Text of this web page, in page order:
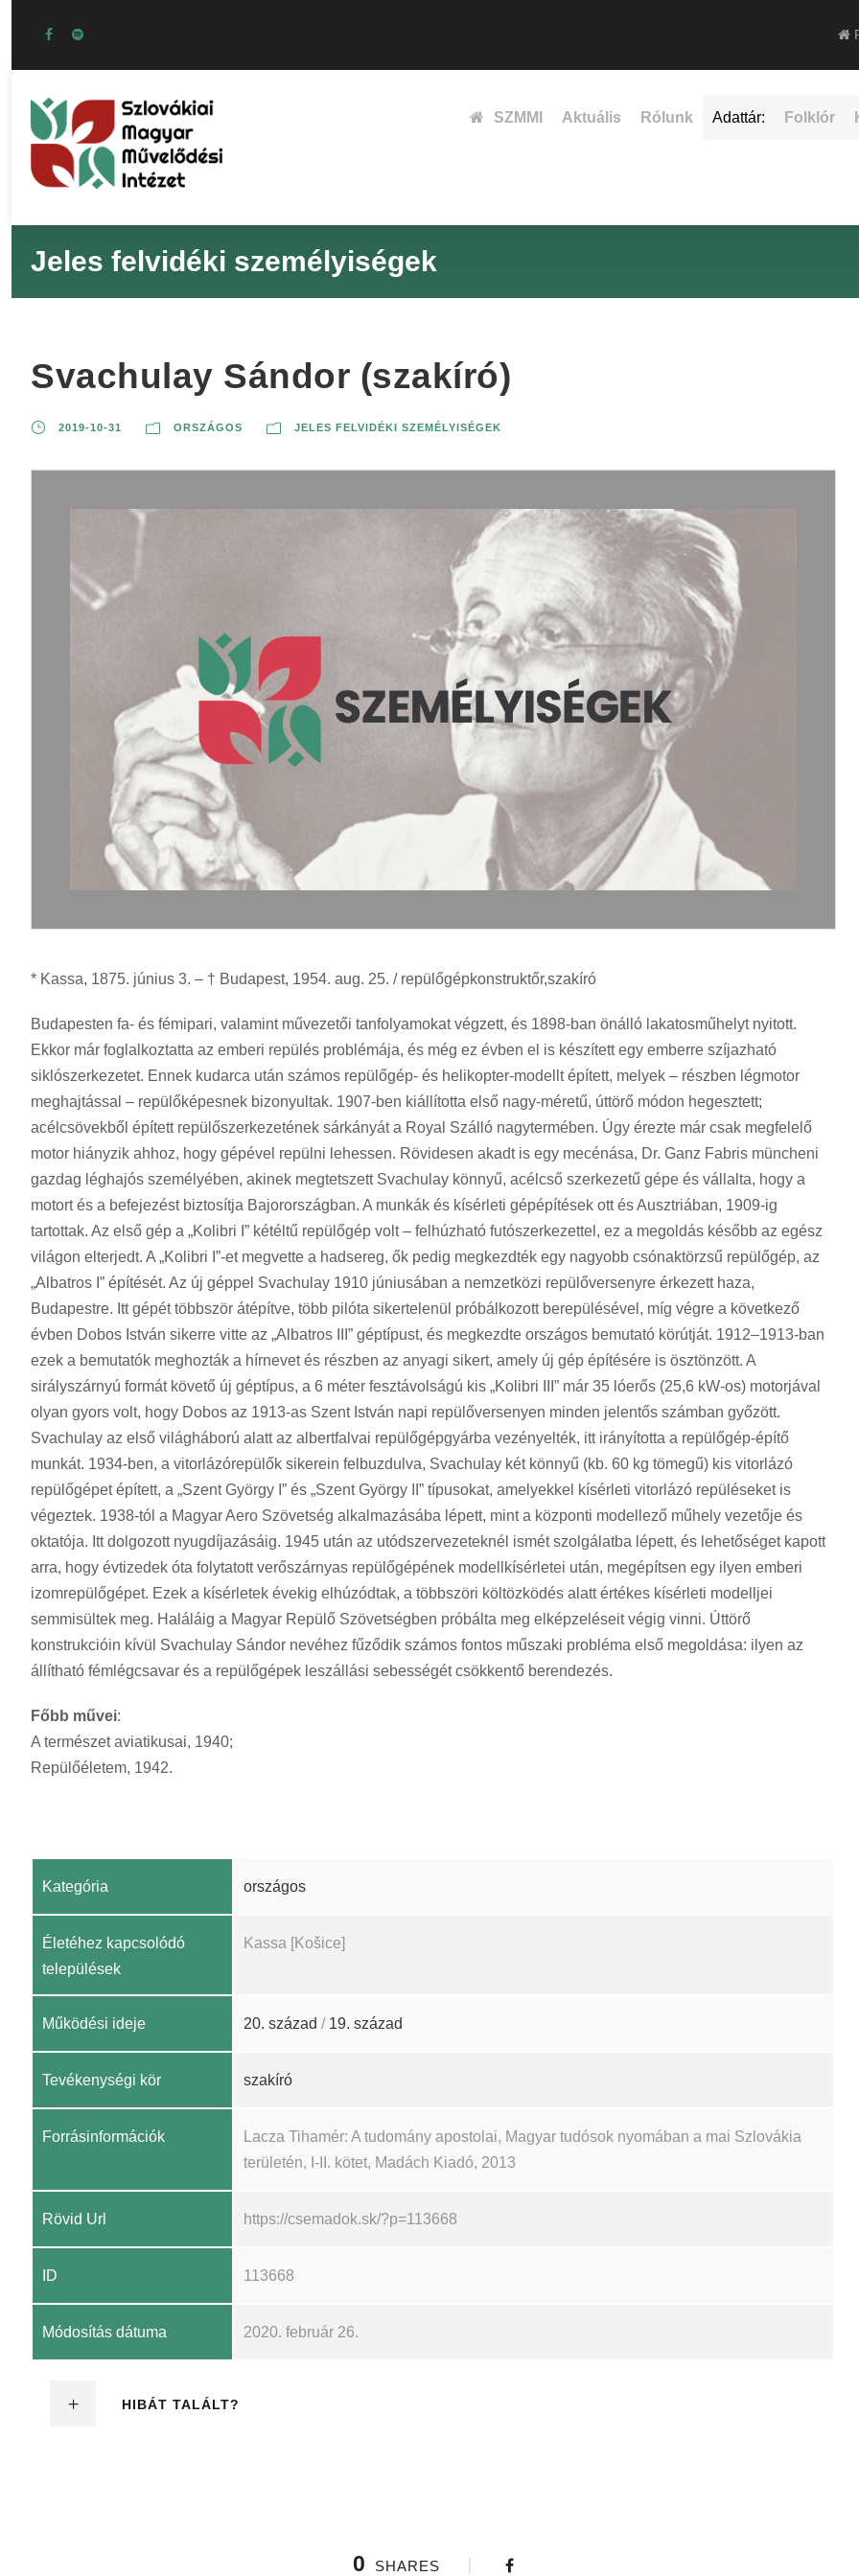
SZMMI Aktuális Rólunk Adattár: Folklór
Jeles felvidéki személyiségek
Svachulay Sándor (szakíró)
2019-10-31 ORSZÁGOS JELES FELVIDÉKI SZEMÉLYISÉGEK
* Kassa, 1875. június 3. – † Budapest, 1954. aug. 25. / repülőgépkonstruktőr,szakíró
Budapesten fa- és fémipari, valamint művezetői tanfolyamokat végzett, és 1898-ban önálló lakatosműhelyt nyitott.
Ekkor már foglalkoztatta az emberi repülés problémája, és még ez évben el is készített egy emberre szíjazható
siklószerkezetet. Ennek kudarca után számos repülőgép- és helikopter-modellt épített, melyek – részben légmotor
meghajtással – repülőképesnek bizonyultak. 1907-ben kiállította első nagy-méretű, úttörő módon hegesztett;
acélcsövekből épített repülőszerkezetének sárkányát a Royal Szálló nagytermében. Úgy érezte már csak megfelelő
motor hiányzik ahhoz, hogy gépével repülni lehessen. Rövidesen akadt is egy mecénása, Dr. Ganz Fabris müncheni
gazdag léghajós személyében, akinek megtetszett Svachulay könnyű, acélcső szerkezetű gépe és vállalta, hogy a
motort és a befejezést biztosítja Bajorországban. A munkák és kísérleti gépépítések ott és Ausztriában, 1909-ig
tartottak. Az első gép a „Kolibri I” kétéltű repülőgép volt – felhúzható futószerkezettel, ez a megoldás később az egész
világon elterjedt. A „Kolibri I”-et megvette a hadsereg, ők pedig megkezdték egy nagyobb csónaktörzsű repülőgép, az
„Albatros I” építését. Az új géppel Svachulay 1910 júniusában a nemzetközi repülőversenyre érkezett haza,
Budapestre. Itt gépét többször átépítve, több pilóta sikertelenül próbálkozott berepülésével, míg végre a következő
évben Dobos István sikerre vitte az „Albatros III” géptípust, és megkezdte országos bemutató körútját. 1912–1913-ban
ezek a bemutatók meghozták a hírnevet és részben az anyagi sikert, amely új gép építésére is ösztönzött. A
sirályszárnyú formát követő új géptípus, a 6 méter fesztávolságú kis „Kolibri III” már 35 lóerős (25,6 kW-os) motorjával
olyan gyors volt, hogy Dobos az 1913-as Szent István napi repülőversenyen minden jelentős számban győzött.
Svachulay az első világháború alatt az albertfalvai repülőgépgyárba vezényelték, itt irányította a repülőgép-építő
munkát. 1934-ben, a vitorlázórepülők sikerein felbuzdulva, Svachulay két könnyű (kb. 60 kg tömegű) kis vitorlázó
repülőgépet épített, a „Szent György I” és „Szent György II” típusokat, amelyekkel kísérleti vitorlázó repüléseket is
végeztek. 1938-tól a Magyar Aero Szövetség alkalmazásába lépett, mint a központi modellező műhely vezetője és
oktatója. Itt dolgozott nyugdíjazásáig. 1945 után az utódszervezeteknél ismét szolgálatba lépett, és lehetőséget kapott
arra, hogy évtizedek óta folytatott verőszárnyas repülőgépének modellkísérletei után, megépítsen egy ilyen emberi
izomrepülőgépet. Ezek a kísérletek évekig elhúzódtak, a többszöri költözködés alatt értékes kísérleti modelljei
semmisültek meg. Haláláig a Magyar Repülő Szövetségben próbálta meg elképzeléseit végig vinni. Úttörő
konstrukcióin kívül Svachulay Sándor nevéhez fűződik számos fontos műszaki probléma első megoldása: ilyen az
állítható fémlégcsavar és a repülőgépek leszállási sebességét csökkentő berendezés.
Főbb művei:
A természet aviatikusai, 1940;
Repülőéletem, 1942.
Kategória országos
Életéhez kapcsolódó
települések
Kassa [Košice]
Működési ideje 20. század / 19. század
Tevékenységi kör szakíró
Forrásinformációk
Lacza Tihamér: A tudomány apostolai, Magyar tudósok nyomában a mai Szlovákia
területén, I-II. kötet, Madách Kiadó, 2013
Rövid Url https://csemadok.sk/?p=113668
ID 113668
Módosítás dátuma 2020. február 26.
HIBÁT TALÁLT?
0 SHARES